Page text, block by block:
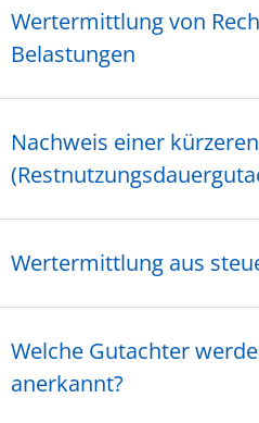
Wertermittlung von
Belastungen
Nachweis einer
Wertermittlung aus
Welche Gutachter
anerkannt?